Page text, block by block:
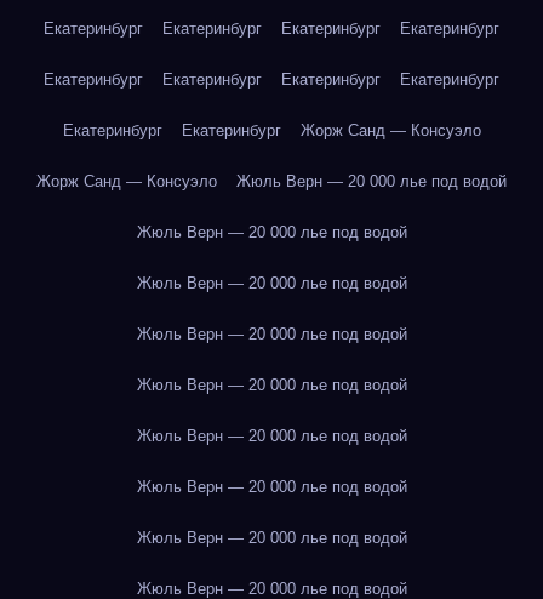
Екатеринбург Екатеринбург Екатеринбург Екатеринбург
Екатеринбург Екатеринбург Екатеринбург Екатеринбург
Екатеринбург Екатеринбург Жорж Санд — Консуэло
Жорж Санд — Консуэло Жюль Верн — 20 000 лье под водой
Жюль Верн — 20 000 лье под водой
Жюль Верн — 20 000 лье под водой
Жюль Верн — 20 000 лье под водой
Жюль Верн — 20 000 лье под водой
Жюль Верн — 20 000 лье под водой
Жюль Верн — 20 000 лье под водой
Жюль Верн — 20 000 лье под водой
Жюль Верн — 20 000 лье под водой